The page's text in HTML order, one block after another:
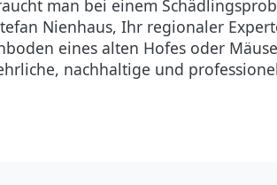
man bei einem
Nienhaus, Ihr regionaler
eines alten Hofes oder
nachhaltige und